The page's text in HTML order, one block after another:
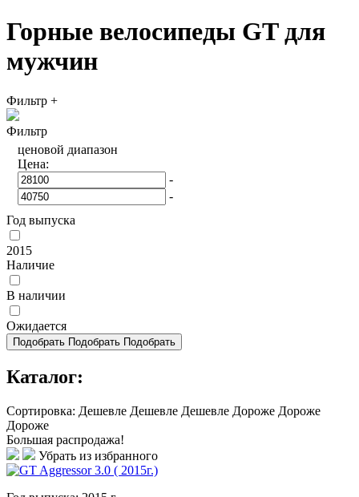
Горные велосипеды GT для
мужчин
Фильтр +
Фильтр
ценовой диапазон
Цена:
-
-
Год выпуска
2015
Наличие
В наличии
Ожидается
Подобрать Подобрать Подобрать
Каталог:
Сортировка: Дешевле Дешевле Дешевле Дороже Дороже
Дороже
Большая распродажа!
Убрать из избранного